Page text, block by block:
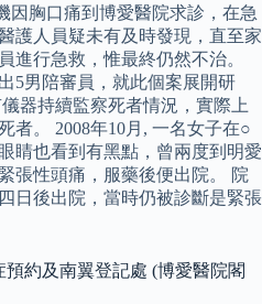
因胸口痛到博愛醫院求診，在急
護人員疑未有及時發現，直至家
進行急救，惟最終仍然不治。
5男陪審員，就此個案展開研
器持續監察死者情況，實際上
者。 2008年10月, 一名女子在○
睛也看到有黑點，曾兩度到明愛
張性頭痛，服藥後便出院。 院
日後出院，當時仍被診斷是緊張
約及南翼登記處 (博愛醫院閣